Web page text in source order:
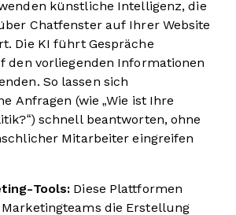
künstliche Intelligenz, die
Chatfenster auf Ihrer Website
Die KI führt Gespräche
den vorliegenden Informationen
So lassen sich
Anfragen (wie „Wie ist Ihre
schnell beantworten, ohne
Mitarbeiter eingreifen
Tools: Diese Plattformen
die Erstellung